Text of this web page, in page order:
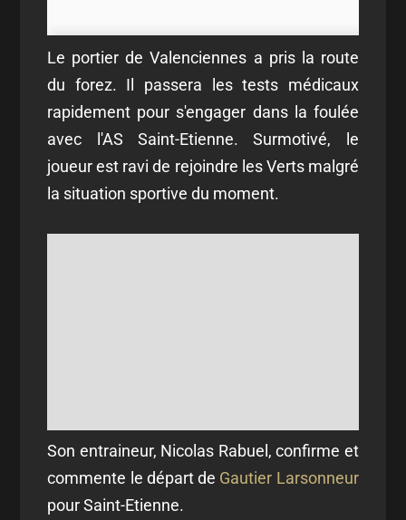
Le portier de Valenciennes a pris la route
du forez. Il passera les tests médicaux
rapidement pour s'engager dans la foulée
avec l'AS Saint-Etienne. Surmotivé, le
joueur est ravi de rejoindre les Verts malgré
la situation sportive du moment.
Son entraineur, Nicolas Rabuel, confirme et
commente le départ de Gautier Larsonneur
pour Saint-Etienne.